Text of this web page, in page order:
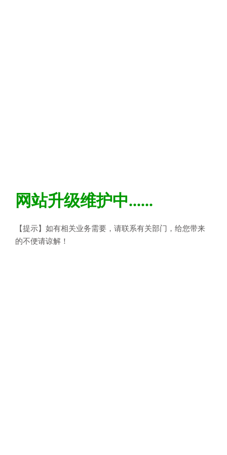
网站升级维护中......
【提示】如有相关业务需要，请联系有关部门，给您带来
的不便请谅解！